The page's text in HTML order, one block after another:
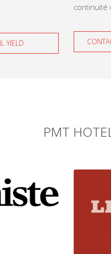
YIELD
continuité
PMT